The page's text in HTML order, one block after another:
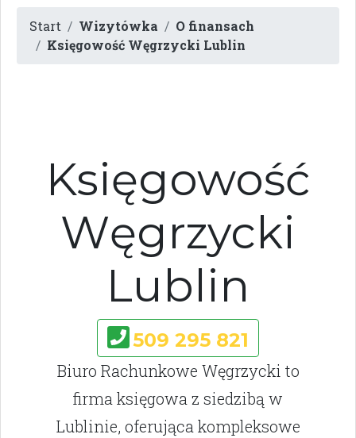
Start Wizytówka
O finansach
Księgowość Węgrzycki Lublin
Księgowość
Węgrzycki
Lublin
509 295 821
Biuro Rachunkowe Węgrzycki to
firma księgowa z siedzibą w
Lublinie, oferująca kompleksowe